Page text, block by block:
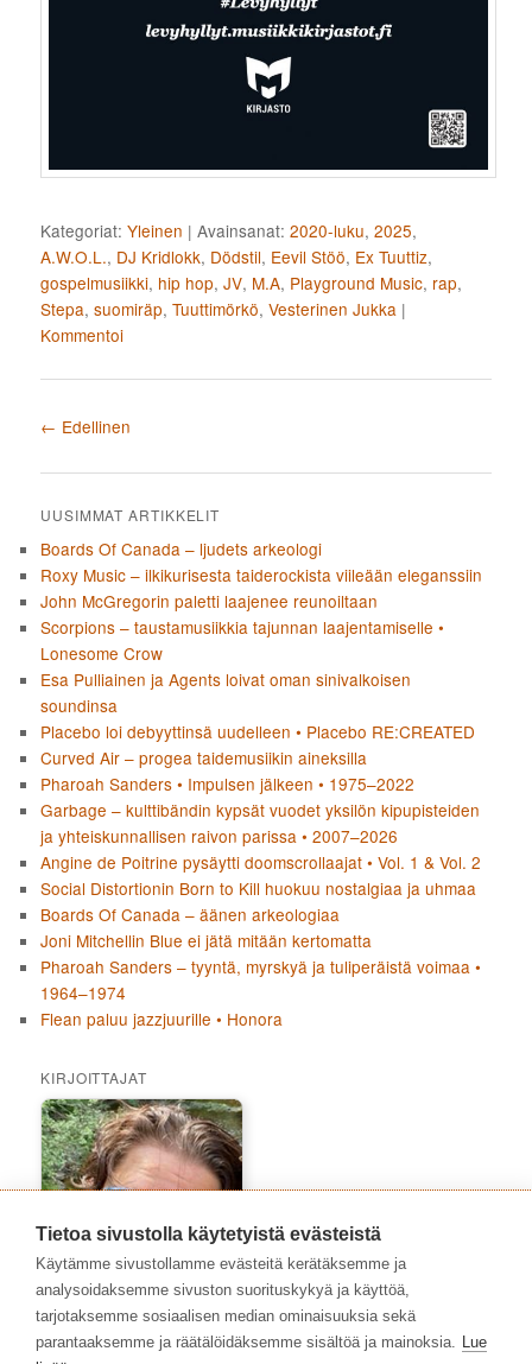
Kategoriat: Yleinen |Avainsanat: 2020-luku,2025,
A.W.O.L., DJ Kridlokk, Dödstil, Eevil Stöö, Ex Tuuttiz,
gospelmusiikki, hip hop,JV, M.A, Playground Music, rap,
Stepa,suomiräp,Tuuttimörkö,Vesterinen Jukka |
Kommentoi
Artikkelien selaus
← Edellinen
UUSIMMAT ARTIKKELIT
Boards Of Canada – ljudets arkeologi
Roxy Music – ilkikurisesta taiderockista viileään eleganssiin
John McGregorin paletti laajenee reunoiltaan
Scorpions – taustamusiikkia tajunnan laajentamiselle •
Lonesome Crow
Esa Pulliainen ja Agents loivat oman sinivalkoisen
soundinsa
Placebo loi debyyttinsä uudelleen • Placebo RE:CREATED
Curved Air – progea taidemusiikin aineksilla
Pharoah Sanders • Impulsen jälkeen • 1975–2022
Garbage – kulttibändin kypsät vuodet yksilön kipupisteiden
ja yhteiskunnallisen raivon parissa • 2007–2026
Angine de Poitrine pysäytti doomscrollaajat • Vol. 1 & Vol. 2
Social Distortionin Born to Kill huokuu nostalgiaa ja uhmaa
Boards Of Canada – äänen arkeologiaa
Joni Mitchellin Blue ei jätä mitään kertomatta
Pharoah Sanders – tyyntä, myrskyä ja tuliperäistä voimaa •
1964–1974
Flean paluu jazzjuurille • Honora
KIRJOITTAJAT
Tietoa sivustolla käytetyistä evästeistä
Käytämme sivustollamme evästeitä kerätäksemme ja
analysoidaksemme sivuston suorituskykyä ja käyttöä,
tarjotaksemme sosiaalisen median ominaisuuksia sekä
parantaaksemme ja räätälöidäksemme sisältöä ja mainoksia. Lue